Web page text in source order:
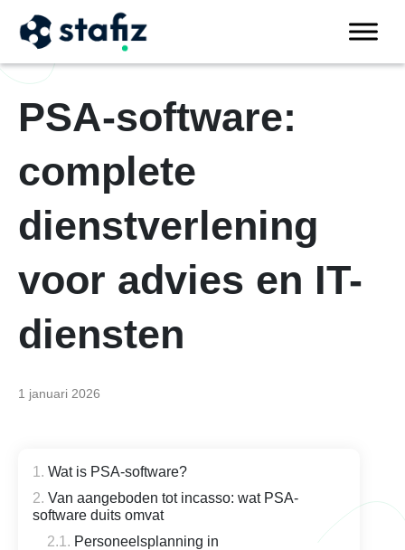
PSA-software:
complete
dienstverlening
voor advies en IT-
diensten
1 januari 2026
Wat is PSA-software?
Van aangeboden tot incasso: wat PSA-
software duits omvat
Personeelsplanning in